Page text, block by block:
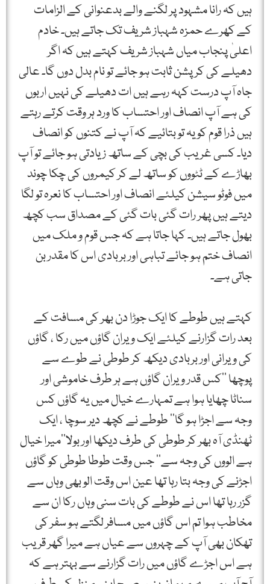
ہیں کہ رانا مشہود پر لگنے والے بدعنوانی کے الزامات
کے کھرے حمزہ شہباز شریف تک جاتے ہیں۔ خادم
اعلیٰ پنجاب میاں شہباز شریف کہتے ہیں کہ اگر
دھیلے کی کرپشن ثابت ہو جائے تو نام بدل دوں گا۔ عالی
جاہ آپ درست کہہ رہے ہیں ات دھیلے کی نہیں اربوں
کی ہے آپ انصاف اور احتساب کا ورد ہر وقت کرتے رہتے
ہیں ذرا قوم کو یہ تو بتائیے کہ آپ نے کتنوں کو انصاف
دیا۔ کسی غریب کی بچی کے ساتھ زیادتی ہو جائے تو آپ
بھاڑے کے ٹٹووں کو ساتھ لے کر کیمروں کی چکا چوند
میں فوٹو سیشن کیلئے انصاف اور احتساب کا نعرہ تو لگا
دیتے ہیں پھر رات گئی بات گئی کے مصداق سب کچھ
بھول جاتے ہیں۔ کہا جاتا ہے کہ جس قوم و ملک میں
انصاف ختم ہو جائے تباہی اور بربادی اس کا مقدر بن
جاتی ہے۔
کہتے ہیں طوطے کا ایک جوڑا دن بھر کی مسافت کے
بعد رات گزارنے کیلئے ایک ویران گاؤں میں رکا ، گاؤں
کی ویرانی اور بربادی دیکھ کر طوطی نے طوے سے
پوچھا ’’کس قدر ویران گاؤں ہے ہر طرف خاموشی اور
سناٹا چھایا ہوا ہے تمہارے خیال میں یہ گاؤں کس
وجہ سے اجڑا ہو گا‘‘ طوطے نے کچھ دیر سوچا ، ایک
ٹھنڈی آہ بھر کر طوطی کی طرف دیکھا اور بولا’’میرا خیال
ہے الووں کی وجہ سے‘‘ جس وقت طوطا طوطی کو گاؤں
اجڑنے کی وجہ بتا رہا تھا عین اس وقت الو بھی وہاں سے
گزر رہا تھا اس نے طوطے کی بات سنی وہاں رکا ان سے
مخاطب ہوا تم اس گاؤں میں مسافر لگتے ہو سفر کی
تھکان بھی آپ کے چہروں سے عیاں ہے میرا گھر قریب
ہے اس اجڑے گاؤں میں رات گزارنے سے بہتر ہے کہ